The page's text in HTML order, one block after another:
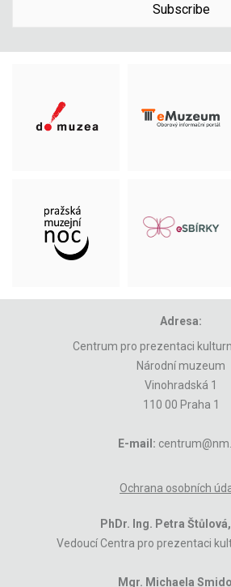
Subscribe
Adresa:
Centrum pro prezentaci
Národní muzeum
Vinohradská 1
110 00 Praha 1
E-mail:
Ochrana osobních
PhDr. Ing. Petra
Vedoucí Centra pro prezentaci
Mgr. Michaela